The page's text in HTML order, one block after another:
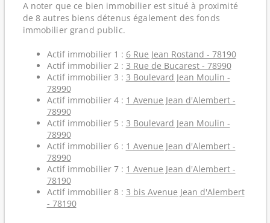
A noter que ce bien immobilier est situé à proximité
de 8 autres biens détenus également des fonds
immobilier grand public.
Actif immobilier 1 : 6 Rue Jean Rostand - 78190
Actif immobilier 2 : 3 Rue de Bucarest - 78990
Actif immobilier 3 : 3 Boulevard Jean Moulin -
78990
Actif immobilier 4 : 1 Avenue Jean d'Alembert -
78990
Actif immobilier 5 : 3 Boulevard Jean Moulin -
78990
Actif immobilier 6 : 1 Avenue Jean d'Alembert -
78990
Actif immobilier 7 : 1 Avenue Jean d'Alembert -
78190
Actif immobilier 8 : 3 bis Avenue Jean d'Alembert
- 78190